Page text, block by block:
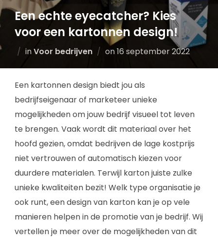
Een echte eyecatcher? Kies
voor een kartonnen design!
inVoor bedrijven on16 september 2022
Een kartonnen design biedt jou als
bedrijfseigenaar of marketeer unieke
mogelijkheden om jouw bedrijf visueel tot leven
te brengen. Vaak wordt dit materiaal over het
hoofd gezien, omdat bedrijven de lage kostprijs
niet vertrouwen of automatisch kiezen voor
duurdere materialen. Terwijl karton juiste zulke
unieke kwaliteiten bezit! Welk type organisatie je
ook runt, een design van karton kan je op vele
manieren helpen in de promotie van je bedrijf. Wij
vertellen je meer over de mogelijkheden van dit